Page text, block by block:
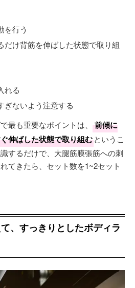
を行う
だけ背筋を伸ばした状態で取り組
れる
ぎないよう注意する
最も重要なポイントは、
前傾に
伸ばした状態で取り組むというこ
するだけで、大腿筋膜張筋への刺
てきたら、セット数を1~2セット
、すっきりとしたボディラ